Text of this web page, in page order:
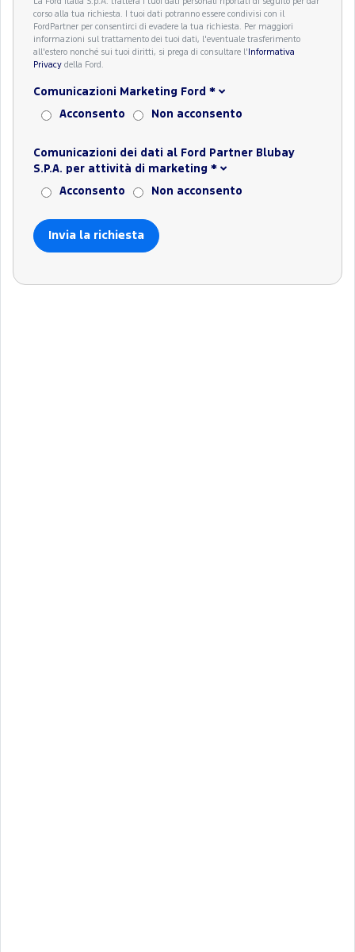
La Ford Italia S.p.A. tratterà i tuoi dati personali riportati di seguito per dar
corso alla tua richiesta. I tuoi dati potranno essere condivisi con il
FordPartner per consentirci di evadere la tua richiesta. Per maggiori
informazioni sul trattamento dei tuoi dati, l'eventuale trasferimento
all'estero nonché sui tuoi diritti, si prega di consultare l' Informativa
Privacy della Ford.
Comunicazioni Marketing Ford *
Acconsento Non acconsento
Comunicazioni dei dati al Ford Partner Blubay
S.P.A. per attività di marketing *
Acconsento Non acconsento